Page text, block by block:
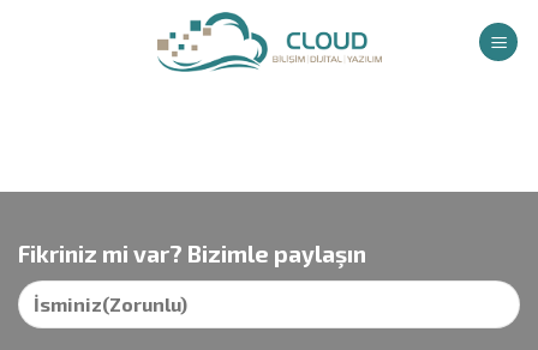
Fikriniz mi var? Bizimle paylaşın